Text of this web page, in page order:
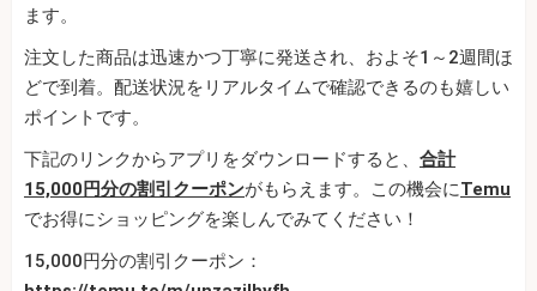
ます。
注文した商品は迅速かつ丁寧に発送され、およそ1～2週間ほ
どで到着。配送状況をリアルタイムで確認できるのも嬉しい
ポイントです。
下記のリンクからアプリをダウンロードすると、 合計
15,000円分の割引クーポンがもらえます。この機会にTemu
でお得にショッピングを楽しんでみてください！
15,000円分の割引クーポン：